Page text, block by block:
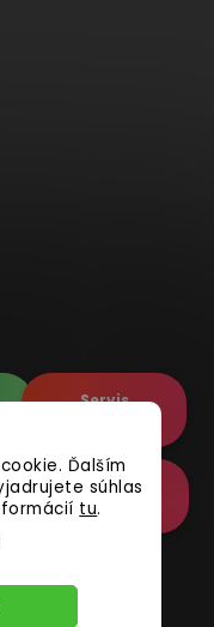
Ďalším
súhlas
tu.
Servis
Online
Reklamácia
vyhradené.